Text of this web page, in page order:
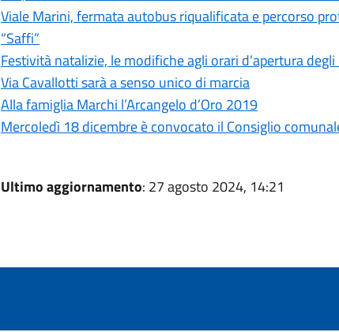
Viale Marini, fermata autobus riqualificata e percorso
“Saffi”
Festività natalizie, le modifiche agli orari d’apertura
Via Cavallotti sarà a senso unico di marcia
Alla famiglia Marchi l’Arcangelo d’Oro 2019
Mercoledì 18 dicembre è convocato il Consiglio
Ultimo aggiornamento: 27 agosto 2024, 14:21